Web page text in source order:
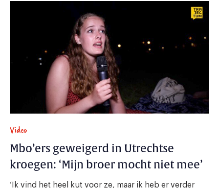
Video
Mbo’ers geweigerd in Utrechtse
kroegen: ‘Mijn broer mocht niet mee’
‘Ik vind het heel kut voor ze, maar ik heb er verder